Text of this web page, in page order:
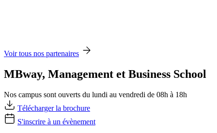
Voir tous nos partenaires
MBway, Management et Business School
Nos campus sont ouverts du lundi au vendredi de 08h à 18h
Télécharger la brochure
S'inscrire à un évènement